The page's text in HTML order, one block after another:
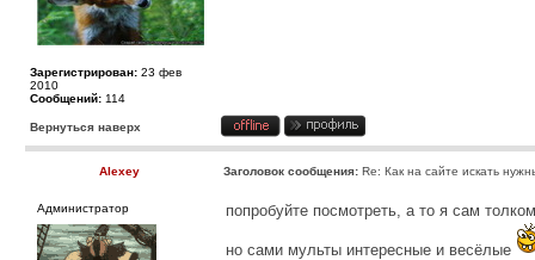
Зарегистрирован: 23 фев
2010
Сообщений: 114
Вернуться наверх
Alexey Заголовок сообщения: Re: Как на сайте искать
Администратор попробуйте посмотреть, а то я сам
но сами мульты интересные и весёлые